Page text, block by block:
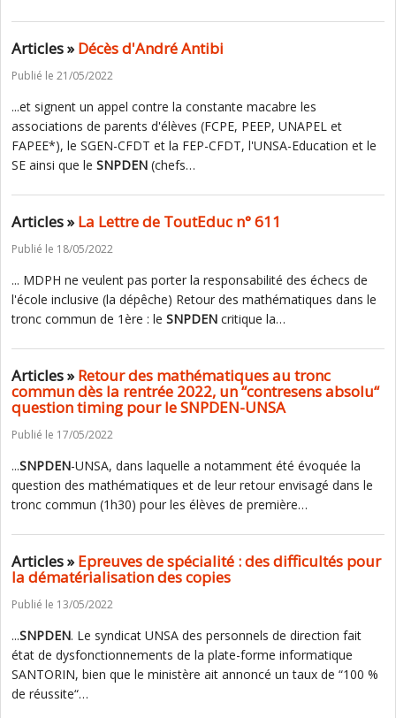
Articles »Décès d'André Antibi
Publié le 21/05/2022
...et signent un appel contre la constante macabre les
associations de parents d'élèves (FCPE, PEEP, UNAPEL et
FAPEE*), le SGEN-CFDT et la FEP-CFDT, l'UNSA-Education et le
SE ainsi que le SNPDEN (chefs…
Articles »La Lettre de ToutEduc n° 611
Publié le 18/05/2022
... MDPH ne veulent pas porter la responsabilité des échecs de
l'école inclusive (la dépêche) Retour des mathématiques dans le
tronc commun de 1ère : le SNPDEN critique la…
Articles »Retour des mathématiques au tronc
commun dès la rentrée 2022, un “contresens absolu“
question timing pour le SNPDEN-UNSA
Publié le 17/05/2022
...SNPDEN-UNSA, dans laquelle a notamment été évoquée la
question des mathématiques et de leur retour envisagé dans le
tronc commun (1h30) pour les élèves de première…
Articles »Epreuves de spécialité : des difficultés pour
la dématérialisation des copies
Publié le 13/05/2022
...SNPDEN. Le syndicat UNSA des personnels de direction fait
état de dysfonctionnements de la plate-forme informatique
SANTORIN, bien que le ministère ait annoncé un taux de “100 %
de réussite“…